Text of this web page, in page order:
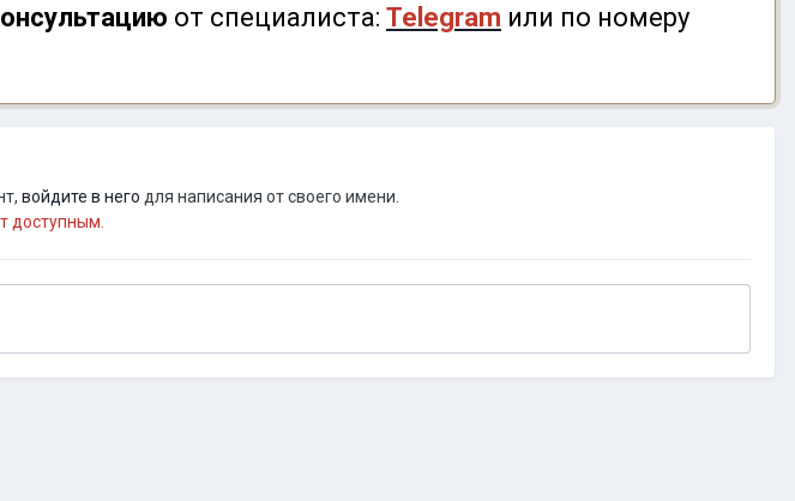
от специалиста: Telegram или по номеру
войдите в него для написания от своего имени.
доступным.